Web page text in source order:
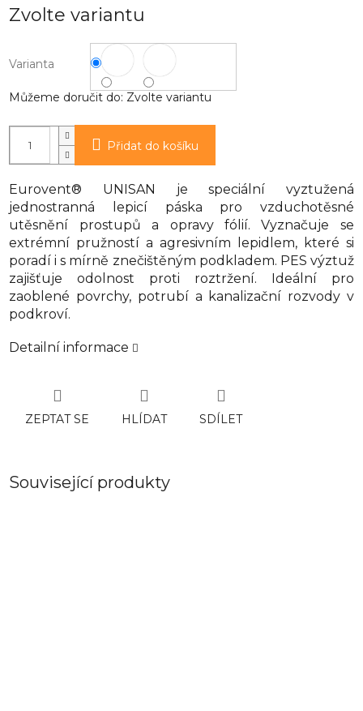
Zvolte variantu
Varianta
Můžeme doručit do: Zvolte variantu
Přidat do košíku
Eurovent® UNISAN je speciální vyztužená
jednostranná lepicí páska pro vzduchotěsné
utěsnění prostupů a opravy fólií. Vyznačuje se
extrémní pružností a agresivním lepidlem, které si
poradí i s mírně znečištěným podkladem. PES výztuž
zajišťuje odolnost proti roztržení. Ideální pro
zaoblené povrchy, potrubí a kanalizační rozvody v
podkroví.
Detailní informace
ZEPTAT SE HLÍDAT SDÍLET
Související produkty